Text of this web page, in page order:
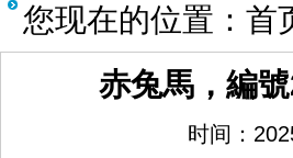
您现在的位置： 首
赤兔馬，編
时间：